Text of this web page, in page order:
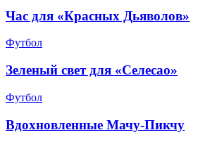
Час для «Красных Дьяволов»
Футбол
Зеленый свет для «Селесао»
Футбол
Вдохновленные Мачу-Пикчу